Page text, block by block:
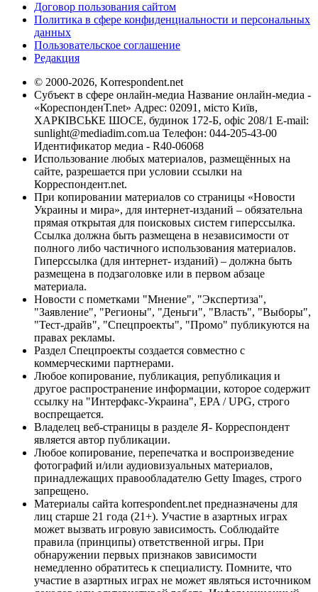
Договор пользования сайтом
Политика в сфере конфиденциальности и персональных
данных
Пользовательское соглашение
Редакция
© 2000-2026, Korrespondent.net
Субъект в сфере онлайн-медиа Название онлайн-медиа -
«КореспонденТ.net» Адрес: 02091, місто Київ,
ХАРКІВСЬКЕ ШОСЕ, будинок 172-Б, офіс 208/1 E-mail:
sunlight@mediadim.com.ua Телефон: 044-205-43-00
Идентификатор медиа - R40-06068
Использование любых материалов, размещённых на
сайте, разрешается при условии ссылки на
Корреспондент.net.
При копировании материалов со страницы «Новости
Украины и мира», для интернет-изданий – обязательна
прямая открытая для поисковых систем гиперссылка.
Ссылка должна быть размещена в независимости от
полного либо частичного использования материалов.
Гиперссылка (для интернет- изданий) – должна быть
размещена в подзаголовке или в первом абзаце
материала.
Новости с пометками "Мнение", "Экспертиза",
"Заявление", "Регионы", "Деньги", "Власть", "Выборы",
"Тест-драйв", "Спецпроекты", "Промо" публикуются на
правах рекламы.
Раздел Спецпроекты создается совместно с
коммерческими партнерами.
Любое копирование, публикация, републикация и
другое распространение информации, которое содержит
ссылку на "Интерфакс-Украина", EPA / UPG, строго
воспрещается.
Владелец веб-страницы в разделе Я- Корреспондент
является автор публикации.
Любое копирование, перепечатка и воспроизведение
фотографий и/или аудиовизуальных материалов,
принадлежащих правообладателю Getty Images, строго
запрещено.
Материалы сайта korrespondent.net предназначены для
лиц старше 21 года (21+). Участие в азартных играх
может вызвать игровую зависимость. Соблюдайте
правила (принципы) ответственной игры. При
обнаружении первых признаков зависимости
немедленно обратитесь к специалисту. Помните, что
участие в азартных играх не может являться источником